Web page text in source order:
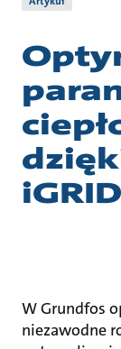
iGRID
W Grundfos
niezawodne